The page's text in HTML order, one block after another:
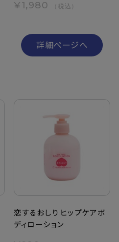
¥1,980 （税込）
詳細ページへ
恋するおしり ヒップケアボ
ディローション